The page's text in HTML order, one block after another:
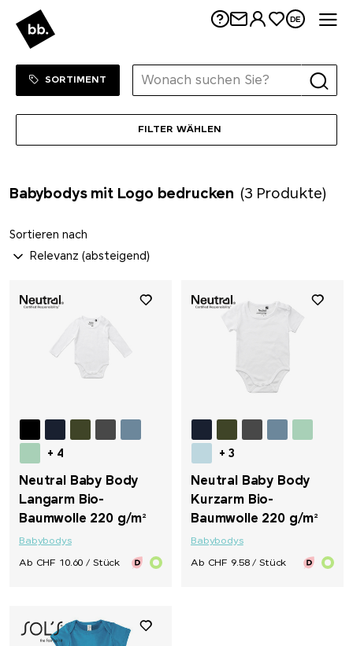
DE
ZUM SHOP
SORTIMENT
Babybodys mit Logo bedrucken (3 Produkte)
FILTER WÄHLEN
Sortieren nach
+ 4
Neutral Baby Body
Langarm Bio-
Baumwolle 220 g/m²
Babybodys
Ab CHF 10.60 / Stück
+ 3
Neutral Baby Body
Kurzarm Bio-
Baumwolle 220 g/m²
Babybodys
Ab CHF 9.58 / Stück